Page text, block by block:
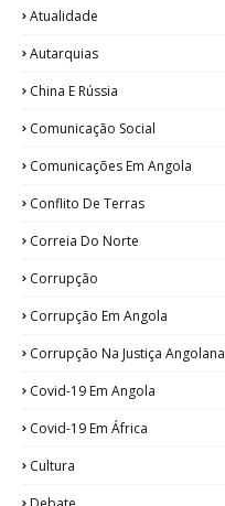
Atualidade
Autarquias
China E Rússia
Comunicação Social
Comunicações Em Angola
Conflito De Terras
Correia Do Norte
Corrupção
Corrupção Em Angola
Corrupção Na Justiça Angolana
Covid-19 Em Angola
Covid-19 Em África
Cultura